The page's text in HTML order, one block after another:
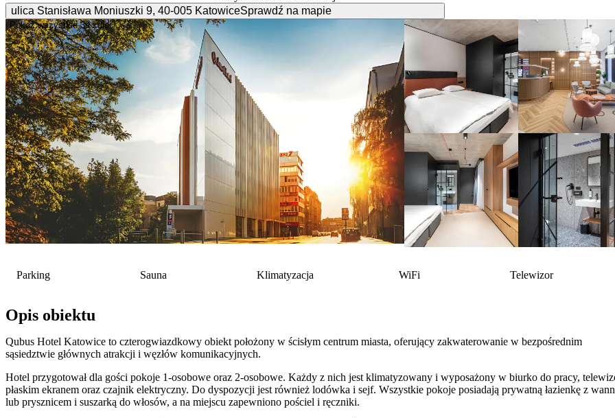
ulica Stanisława Moniuszki 9, 40-005 KatowiceSprawdź na mapie
Pokaż wszystkie 39 zdjęć
Parking Sauna Klimatyzacja WiFi Telewizor
Opis obiektu
Qubus Hotel Katowice to czterogwiazdkowy obiekt położony w ścisłym centrum miasta, oferujący zakwaterowanie w bezpośrednim
sąsiedztwie głównych atrakcji i węzłów komunikacyjnych.
Hotel przygotował dla gości pokoje 1-osobowe oraz 2-osobowe. Każdy z nich jest klimatyzowany i wyposażony w biurko do pracy,
płaskim ekranem oraz czajnik elektryczny. Do dyspozycji jest również lodówka i sejf. Wszystkie pokoje posiadają prywatną łazienkę z
lub prysznicem i suszarką do włosów, a na miejscu zapewniono pościel i ręczniki.